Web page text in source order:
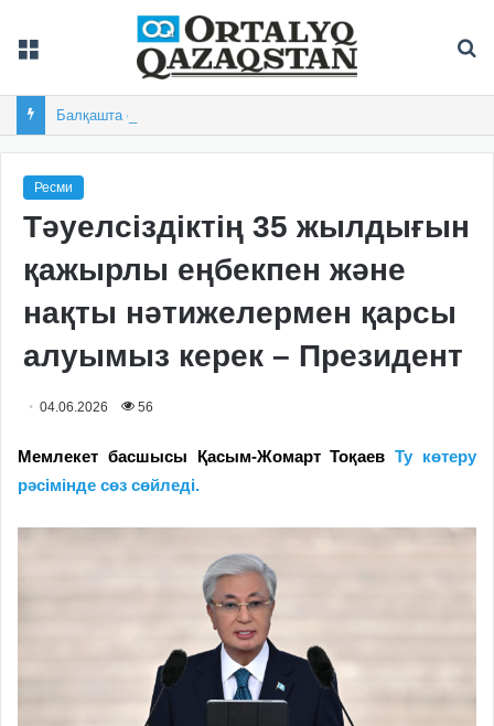
Ресми
Тәуелсіздіктің 35 жылдығын
қажырлы еңбекпен және
нақты нәтижелермен қарсы
алуымыз керек – Президент
04.06.2026 56
Мемлекет басшысы Қасым-Жомарт Тоқаев Ту көтеру
рәсімінде сөз сөйледі.